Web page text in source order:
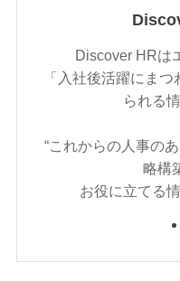
Discover HRは
「入社後活躍にま
られる
“これからの人事の
略構
お役に立てる